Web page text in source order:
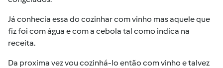
Já conhecia essa do cozinhar com vinho mas aquele que
fiz foi com água e com a cebola tal como indica na
receita.
Da proxima vez vou cozinhá-lo então com vinho e talvez